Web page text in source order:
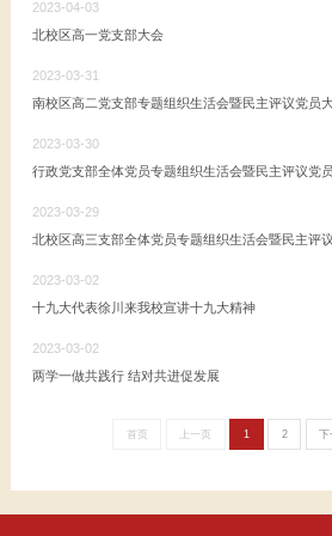
2023-04-03
北校区高一党支部大会
2023-03-31
南校区高二党支部专题组织生活会暨民主评议党员
2023-03-30
行政党支部全体党员专题组织生活会暨民主评议党
2023-03-29
北校区高三支部全体党员专题组织生活会暨民主评
2023-03-02
十九大代表徐川来我校宣讲十九大精神
2023-03-02
两学一做共践行 结对共进促发展
首页 上一页 1 2 下